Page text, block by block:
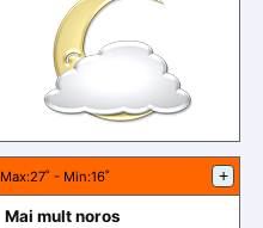
Max:27˚ - Min:16˚ +
Mai mult noros